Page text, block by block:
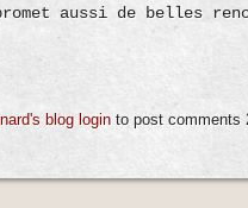
promet aussi de belles
blog login to post comments